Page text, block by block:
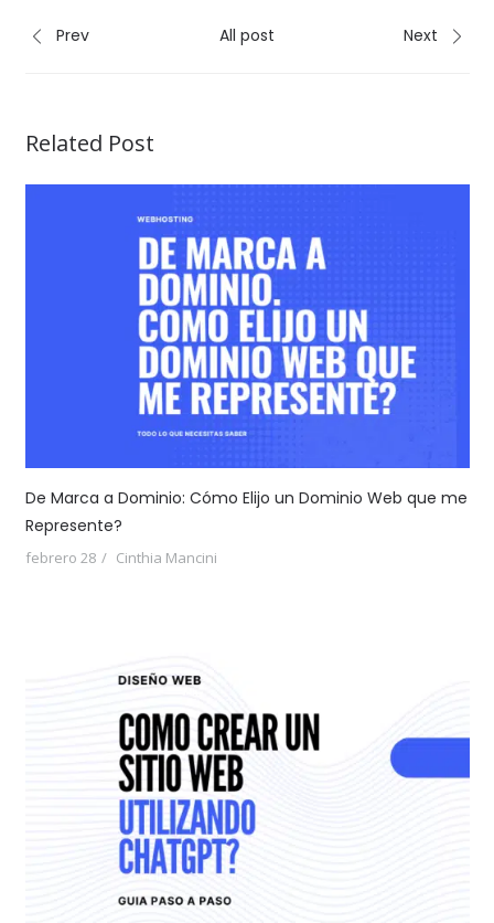
Prev All post Next
Related Post
De Marca a Dominio: Cómo Elijo un Dominio Web que me
Represente?
febrero 28 Cinthia Mancini